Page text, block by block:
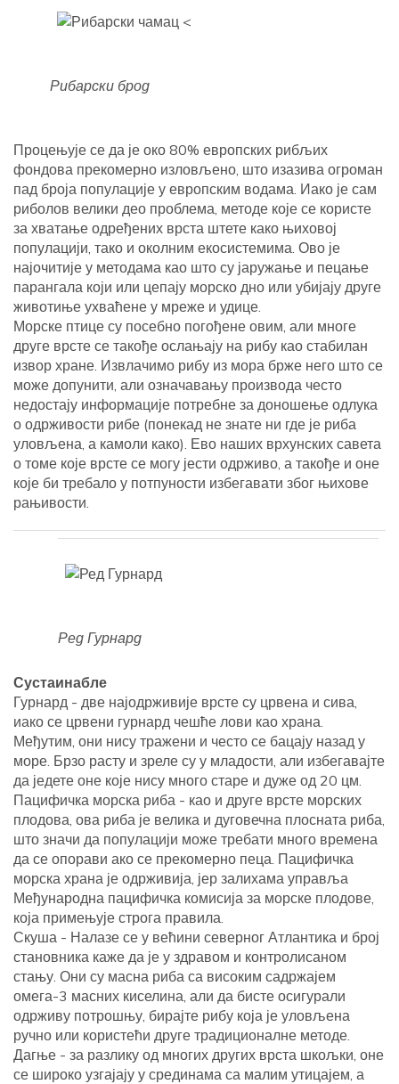
Рибарски брод
Процењује се да је око 80% европских рибљих
фондова прекомерно изловљено, што изазива огроман
пад броја популације у европским водама. Иако је сам
риболов велики део проблема, методе које се користе
за хватање одређених врста штете како њиховој
популацији, тако и околним екосистемима. Ово је
најочитије у методама као што су јаружање и пецање
парангала који или цепају морско дно или убијају друге
животиње ухваћене у мреже и удице.
Морске птице су посебно погођене овим, али многе
друге врсте се такође ослањају на рибу као стабилан
извор хране. Извлачимо рибу из мора брже него што се
може допунити, али означавању производа често
недостају информације потребне за доношење одлука
о одрживости рибе (понекад не знате ни где је риба
уловљена, а камоли како). Ево наших врхунских савета
о томе које врсте се могу јести одрживо, а такође и оне
које би требало у потпуности избегавати због њихове
рањивости.
Ред Гурнард
Сустаинабле
Гурнард - две најодрживије врсте су црвена и сива,
иако се црвени гурнард чешће лови као храна.
Међутим, они нису тражени и често се бацају назад у
море. Брзо расту и зреле су у младости, али избегавајте
да једете оне које нису много старе и дуже од 20 цм.
Пацифичка морска риба - као и друге врсте морских
плодова, ова риба је велика и дуговечна плосната риба,
што значи да популацији може требати много времена
да се опорави ако се прекомерно пеца. Пацифичка
морска храна је одрживија, јер залихама управља
Међународна пацифичка комисија за морске плодове,
која примењује строга правила.
Скуша - Налазе се у већини северног Атлантика и број
становника каже да је у здравом и контролисаном
стању. Они су масна риба са високим садржајем
омега-3 масних киселина, али да бисте осигурали
одрживу потрошњу, бирајте рибу која је уловљена
ручно или користећи друге традиционалне методе.
Дагње - за разлику од многих других врста шкољки, оне
се широко узгајају у срединама са малим утицајем, а